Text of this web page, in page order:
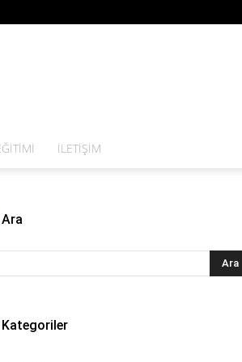
İLETIŞIM
Ara
Kategoriler